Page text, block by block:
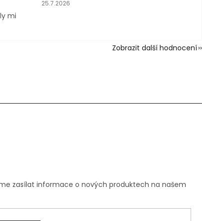
mi
25.7.2026
Zobrazit další hodnocení
zasílat informace o nových produktech na našem